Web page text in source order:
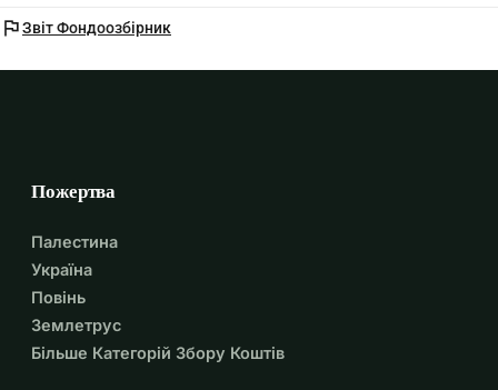
flagЗвіт Фондоозбірник
Пожертва
Палестина
Україна
Повінь
Землетрус
Більше Категорій Збору Коштів